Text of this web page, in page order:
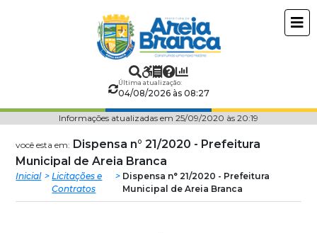
Prefeitura
Municipal
Areia
Branca
Última atualização:
04/08/2026 às 08:27
Informações atualizadas em 25/09/2020 às 20:19
você esta em: Dispensa n° 21/2020 - Prefeitura
Municipal de Areia Branca
Inicial
Licitações e
Contratos
Dispensa n° 21/2020 - Prefeitura
Municipal de Areia Branca